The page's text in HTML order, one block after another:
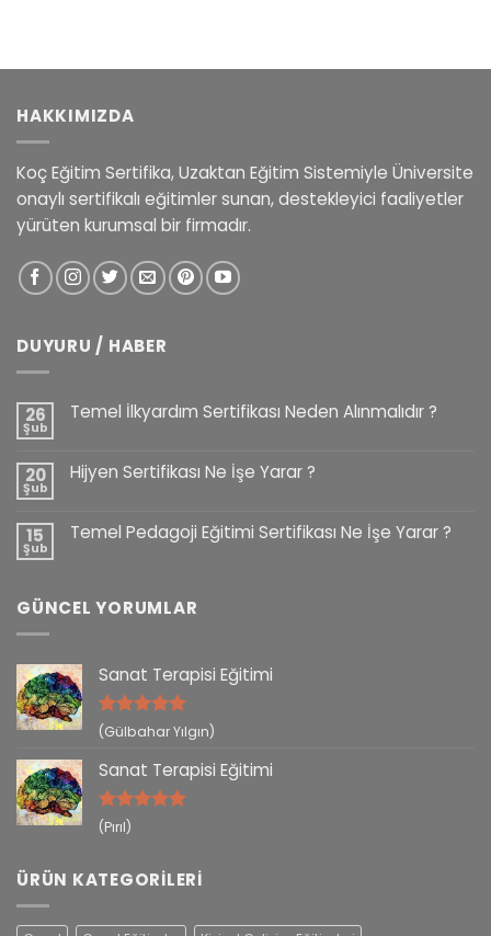
HAKKIMIZDA
Koç Eğitim Sertifika, Uzaktan Eğitim Sistemiyle Üniversite
onaylı sertifikalı eğitimler sunan, destekleyici faaliyetler
yürüten kurumsal bir firmadır.
DUYURU / HABER
26
Şub
Temel İlkyardım Sertifikası Neden Alınmalıdır ?
20
Şub
Hijyen Sertifikası Ne İşe Yarar ?
15
Şub
Temel Pedagoji Eğitimi Sertifikası Ne İşe Yarar ?
GÜNCEL YORUMLAR
Sanat Terapisi Eğitimi
5 üzerinden
(Gülbahar Yılgın)
Sanat Terapisi Eğitimi
5 üzerinden
(Pırıl)
ÜRÜN KATEGORILERI